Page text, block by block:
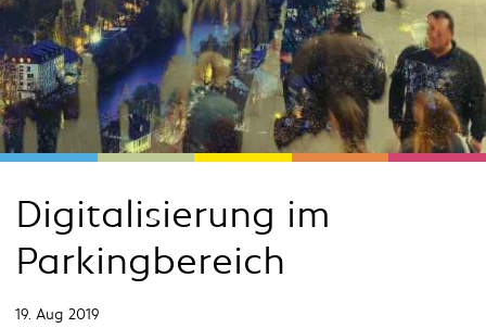
Digitalisierung im
Parkingbereich
19. Aug 2019